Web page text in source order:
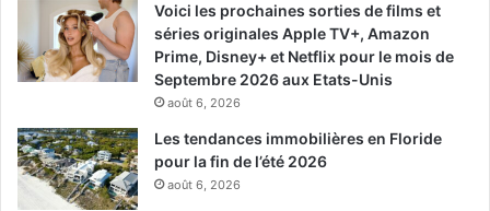
Voici les prochaines sorties de films et
séries originales Apple TV+, Amazon
Prime, Disney+ et Netflix pour le mois de
Septembre 2026 aux Etats-Unis
août 6, 2026
Les tendances immobilières en Floride
pour la fin de l’été 2026
août 6, 2026